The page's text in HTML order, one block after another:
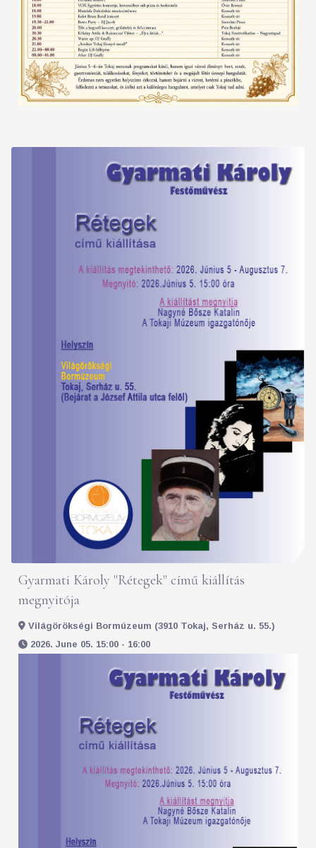
Gyarmati Károly "Rétegek" című kiállítás
megnyitója
Világörökségi Bormúzeum (3910 Tokaj, Serház u. 55.)
2026. June 05. 15:00 - 16:00